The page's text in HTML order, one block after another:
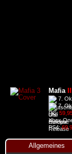
Mafia
7.
7.
PC:
Xbox
PS4:
Allgemeines